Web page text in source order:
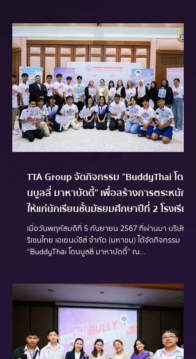
เป็นกิจกรรม Workshop สร้างการเรียนรู้ผ่านละครและ
การทำกิจกรรมกลุ่ม เพื่อฝึกทักษะการแยกแยะ
“เหตุการณ์–ตัวละคร–อารมณ์” สร้างความเข้าใจและฝึก
ทักษะการรับมือผลของการตัดสินใจ ว่าการเลือกทำบาง
อย่างมีผลดี–ผลเสียต่อผู้อื่น เพื่อนำมาเชื่อมโยงก
TTA Group จัดกิจกรรม “BuddyThai โด
นบูลลี่ มาหาบัดดี้” เพื่อสร้างการตระหนักรู้
ให้แก่นักเรียนชั้นมัธยมศึกษาปีที่ 2 โรงเรียน
กรุงเทพคริสเตียนวิทยาลัย
เมื่อวันพฤหัสบดีที่ 5 กันยายน 2567 ที่ผ่านมา บริษัท โท
รีเซนไทย เอเยนต์ซีส์ จำกัด (มหาชน) ได้จัดกิจกรรม
“BuddyThai โดนบูลลี่ มาหาบัดดี้” ณ...